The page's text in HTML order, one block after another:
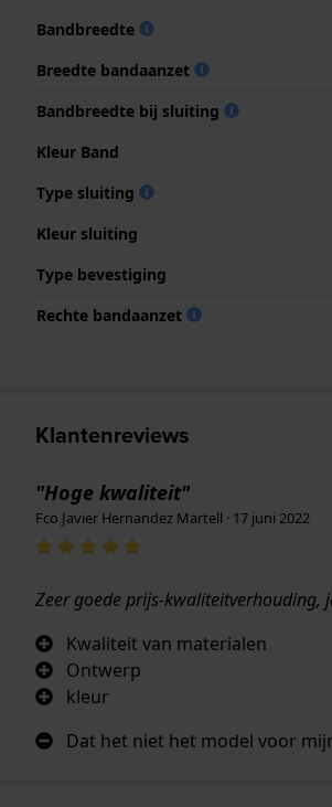
Bandbreedte
Breedte bandaanzet
Bandbreedte bij sluiting
Kleur Band
Type sluiting
Kleur sluiting
Type bevestiging
Rechte bandaanzet
Klantenreviews
"Hoge kwaliteit"
Fco Javier Hernandez Martell · 17 juni 2022
Zeer goede prijs-kwaliteitverhouding,
Kwaliteit van materialen
Ontwerp
kleur
Dat het niet het model voor